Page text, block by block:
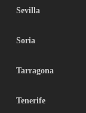
Sevilla
Soria
Tarragona
Tenerife